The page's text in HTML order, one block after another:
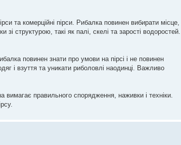
та комерційні пірси. Рибалка повинен вибирати місце,
структурою, такі як палі, скелі та зарості водоростей.
повинен знати про умови на пірсі і не повинен
і взуття та уникати риболовлі наодинці. Важливо
правильного спорядження, наживки і техніки.